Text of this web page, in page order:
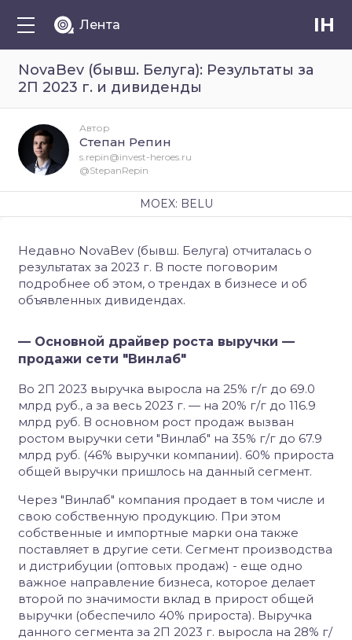
Лента IH
NovaBev (бывш. Белуга): Результаты за
2П 2023 г. и дивиденды
Недавно NovaBev (бывш. Белуга) отчиталась о
результатах за 2023 г. В посте поговорим
подробнее об этом, о трендах в бизнесе и об
объявленных дивидендах.
— Основной драйвер роста выручки —
продажи сети "Винлаб"
Во 2П 2023 выручка выросла на 25% г/г до 69.0
млрд руб., а за весь 2023 г. — на 20% г/г до 116.9
млрд руб. В основном рост продаж вызван
ростом выручки сети "Винлаб" на 35% г/г до 67.9
млрд руб. (46% выручки компании). 60% прироста
общей выручки пришлось на данный сегмент.
Через "Винлаб" компания продает в том числе и
свою собственную продукцию. При этом
собственные и импортные марки она также
поставляет в другие сети. Сегмент производства
и дистрибуции (оптовых продаж) - еще одно
важное направление бизнеса, которое делает
второй по значимости вклад в прирост общей
выручки (обеспечило 40% прироста). Выручка
данного сегмента за 2П 2023 г. выросла на 28% г/
Автор
Степан Репин
s.repin@invest-heroes.ru
@StepanRepin
MOEX: BELU